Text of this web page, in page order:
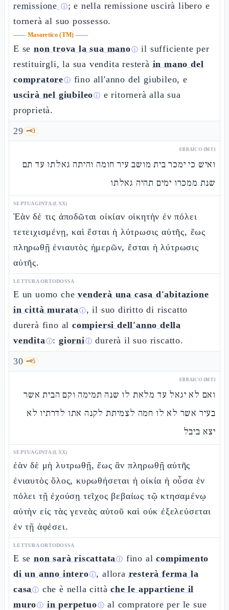
remissione ⓘ; e nella remissione uscirà libero e
tornerà al suo possesso.
—— Masoretico (TM) ——
E se non trova la sua manoⓘ il sufficiente per
restituirgli, la sua vendita resterà in mano del
compratoreⓘ fino all'anno del giubileo, e
uscirà nel giubileoⓘ e ritornerà alla sua
proprietà.
29 🗝️3
EBRAICO (MT)
ואיש כי ימכר בית מושב עיר חומה והיתה גאלתו עד תם
שנת ממכרו ימים תהיה גאלתו
SEPTUAGINTA (LXX)
Ἐὰν δέ τις ἀποδῶται οἰκίαν οἰκητὴν ἐν πόλει
τετειχισμένῃ, καὶ ἔσται ἡ λύτρωσις αὐτῆς, ἕως
πληρωθῇ ἐνιαυτὸς ἡμερῶν, ἔσται ἡ λύτρωσις
αὐτῆς.
LETTURA ORTODOSSA
E un uomo chevenderà una casa d'abitazione
in città murataⓘ, il suo diritto di riscatto
durerà fino alcompiersi dell'anno della
venditaⓘ:giorniⓘ durerà il suo riscatto.
30 🗝️5
EBRAICO (MT)
ואם לא יגאל עד מלאת לו שנה תמימה וקם הבית אשר
בעיר אשר לא לו חמה לצמיתת לקנה אתו לדרתיו לא
יצא ביבל
SEPTUAGINTA (LXX)
ἐὰν δὲ μὴ λυτρωθῇ, ἕως ἂν πληρωθῇ αὐτῆς
ἐνιαυτὸς ὅλος, κυρωθήσεται ἡ οἰκία ἡ οὖσα ἐν
πόλει τῇ ἐχούσῃ τεῖχος βεβαίως τῷ κτησαμένῳ
αὐτὴν εἰς τὰς γενεὰς αὐτοῦ καὶ οὐκ ἐξελεύσεται
ἐν τῇ ἀφέσει.
LETTURA ORTODOSSA
E se non sarà riscattataⓘ fino alcompimento
di un anno interoⓘ, allora resterà ferma la
casaⓘ che è nella cittàche le appartiene il
muroⓘ in perpetuoⓘ al compratore per le sue